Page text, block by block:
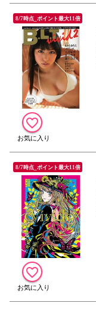
8/7時点_ポイント最大11倍
8/7時点_ポイント最大11倍